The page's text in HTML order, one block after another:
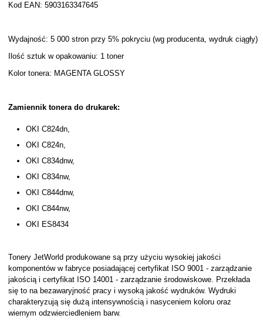
Kod EAN: 5903163347645
Wydajność: 5 000 stron przy 5% pokryciu (wg producenta, wydruk ciągły)
Ilość sztuk w opakowaniu: 1 toner
Kolor tonera: MAGENTA GLOSSY
Zamiennik tonera do drukarek:
OKI C824dn,
OKI C824n,
OKI C834dnw,
OKI C834nw,
OKI C844dnw,
OKI C844nw,
OKI ES8434
Tonery JetWorld produkowane są przy użyciu wysokiej jakości
komponentów w fabryce posiadającej certyfikat ISO 9001 - zarządzanie
jakością i certyfikat ISO 14001 - zarządzanie środowiskowe. Przekłada
się to na bezawaryjność pracy i wysoką jakość wydruków. Wydruki
charakteryzują się dużą intensywnością i nasyceniem koloru oraz
wiernym odzwierciedleniem barw.